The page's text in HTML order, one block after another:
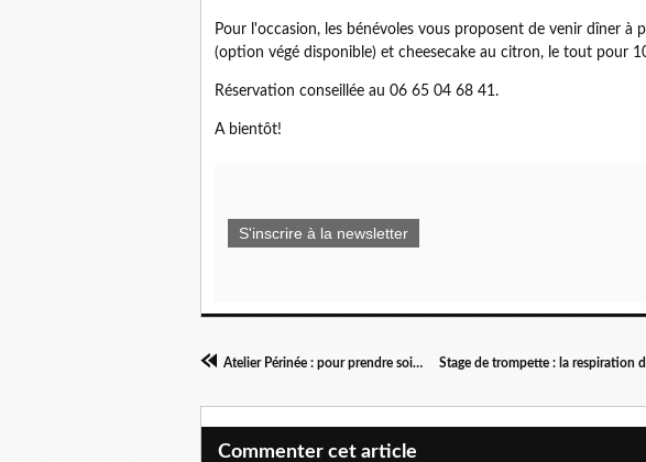
Pour l'occasion, les bénévoles vous proposent de venir dîner à
(option végé disponible) et cheesecake au citron, le tout pour
Réservation conseillée au 06 65 04 68 41.
A bientôt!
S'inscrire à la newsletter
Atelier Périnée : pour prendre soin de soi
Commenter cet article